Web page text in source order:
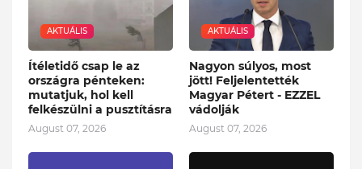
AKTUÁLIS
Ítéletidő csap le az
országra pénteken:
mutatjuk, hol kell
felkészülni a pusztításra
August 07, 2026
AKTUÁLIS
Nagyon súlyos, most
jött! Feljelentették
Magyar Pétert - EZZEL
vádolják
August 07, 2026